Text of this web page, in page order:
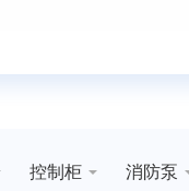
控制柜 消防泵